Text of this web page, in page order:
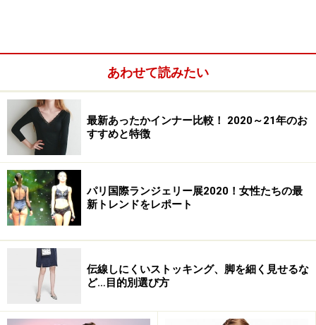
あわせて読みたい
最新あったかインナー比較！ 2020～21年のお
すすめと特徴
パリ国際ランジェリー展2020！女性たちの最
新トレンドをレポート
伝線しにくいストッキング、脚を細く見せるな
ど…目的別選び方